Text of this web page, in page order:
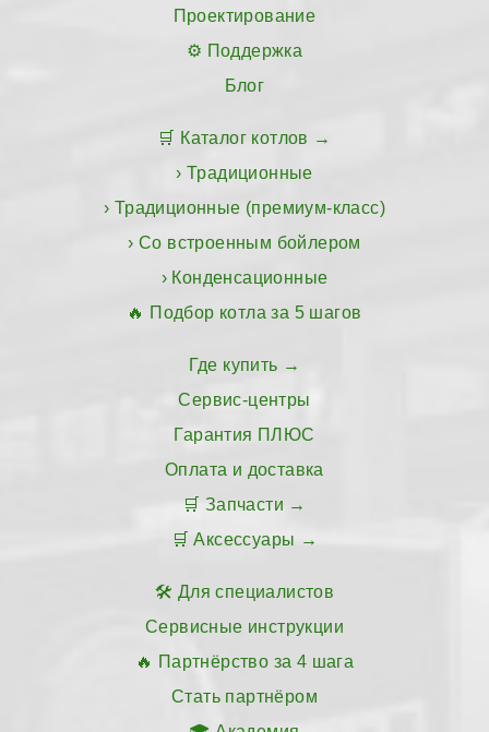
Проектирование
Поддержка
Блог
Каталог котлов
Традиционные
Традиционные (премиум-класс)
Со встроенным бойлером
Конденсационные
Подбор котла за 5 шагов
Где купить
Сервис-центры
Гарантия ПЛЮС
Оплата и доставка
Запчасти
Аксессуары
Для специалистов
Сервисные инструкции
Партнёрство за 4 шага
Стать партнёром